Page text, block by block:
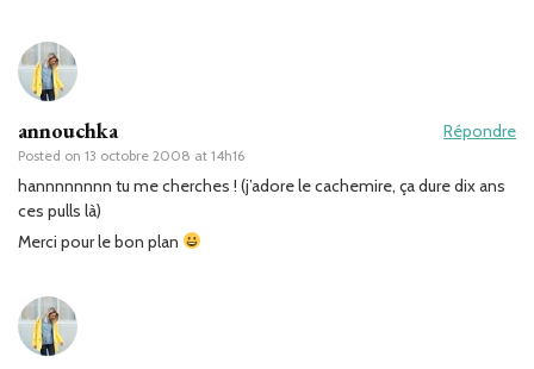
annouchka
Posted on 13 octobre 2008 at 14h16
Répondre
hannnnnnnn tu me cherches ! (j’adore le cachemire, ça dure dix ans
ces pulls là)
Merci pour le bon plan